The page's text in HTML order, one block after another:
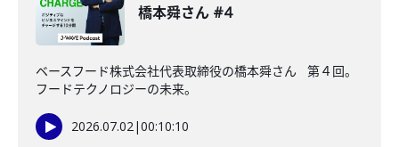
橋本舜さん #4
ベースフード株式会社代表取締役の橋本舜さん 第４回。
フードテクノロジーの未来。
2026.07.02|00:10:10